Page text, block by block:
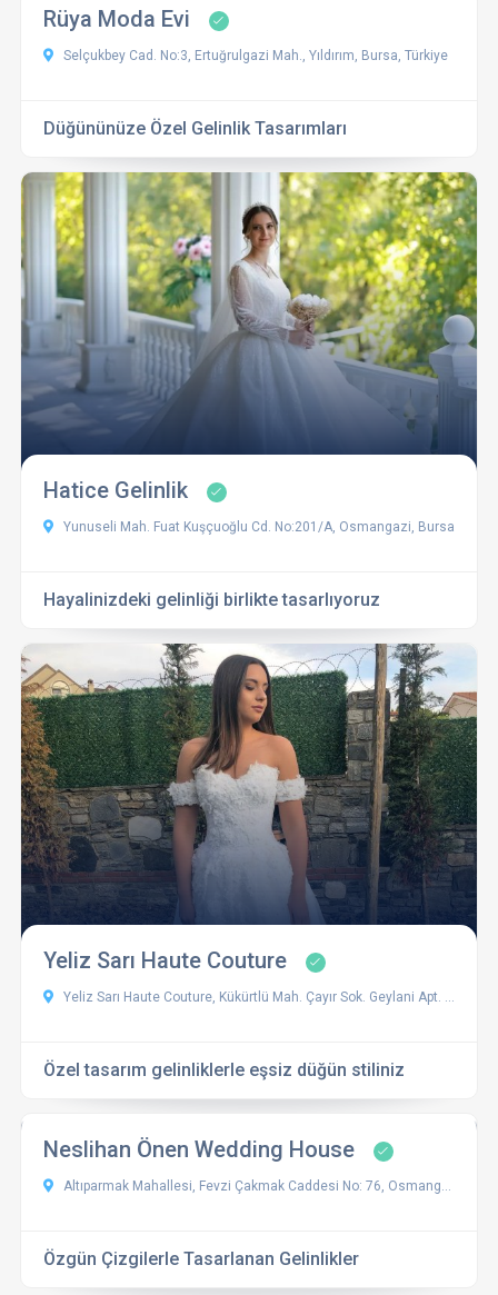
Rüya Moda Evi
Selçukbey Cad. No:3, Ertuğrulgazi Mah., Yıldırım, Bursa, Türkiye
Düğününüze Özel Gelinlik Tasarımları
Hatice Gelinlik
Yunuseli Mah. Fuat Kuşçuoğlu Cd. No:201/A, Osmangazi, Bursa
Hayalinizdeki gelinliği birlikte tasarlıyoruz
Yeliz Sarı Haute Couture
Yeliz Sarı Haute Couture, Kükürtlü Mah. Çayır Sok. Geylani Apt. No:1 Daire:3, 16070 Osmangazi/Bursa, Türkiye
Özel tasarım gelinliklerle eşsiz düğün stiliniz
Neslihan Önen Wedding House
Altıparmak Mahallesi, Fevzi Çakmak Caddesi No: 76, Osmangazi / Bursa
Özgün Çizgilerle Tasarlanan Gelinlikler